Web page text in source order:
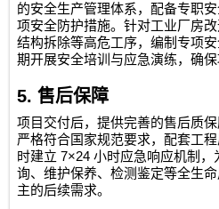
的安全生产管理体系，配备专职
项安全防护措施。针对工业厂房
结构拆除等高危工序，编制专项
期开展安全培训与应急演练，确保
5.售后保障
项目交付后，提供完善的售后质
严格符合国家规范要求，配套工
时建立 7×24小时应急响应机制，
询、维护保养、检测鉴定等全生
主的后续需求。